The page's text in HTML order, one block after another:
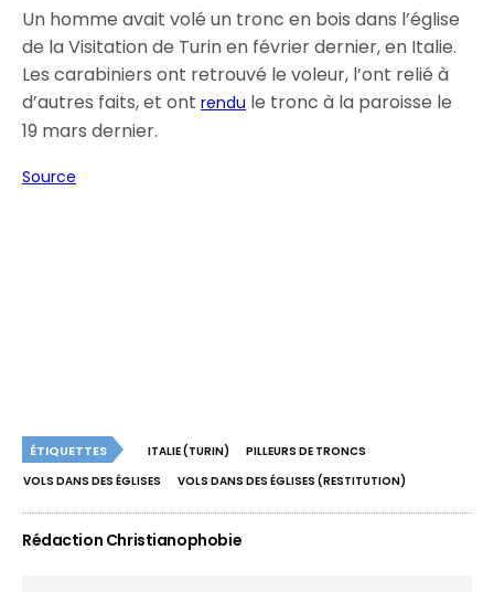
Un homme avait volé un tronc en bois dans l’église
de la Visitation de Turin en février dernier, en Italie.
Les carabiniers ont retrouvé le voleur, l’ont relié à
d’autres faits, et ontrendu le tronc à la paroisse le
19 mars dernier.
Source
ÉTIQUETTES ITALIE (TURIN)
PILLEURS DE TRONCS
VOLS DANS DES ÉGLISES
VOLS DANS DES ÉGLISES (RESTITUTION)
Rédaction Christianophobie